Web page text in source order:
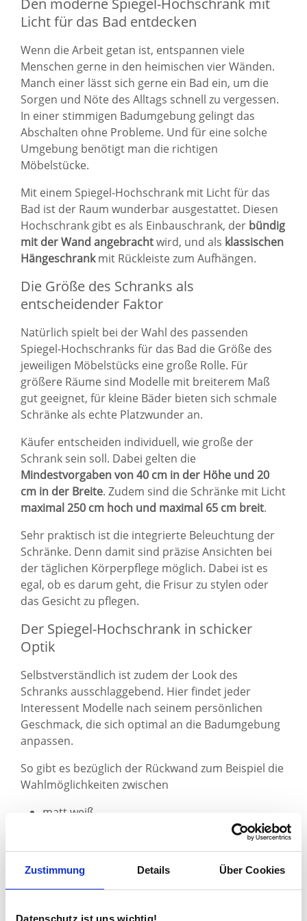
Zustimmung Details Über Cookies
Datenschutz ist uns wichtig!
Den moderne Spiegel-Hochschrank mit
Licht für das Bad entdecken
Wenn die Arbeit getan ist, entspannen viele
Menschen gerne in den heimischen vier Wänden.
Manch einer lässt sich gerne ein Bad ein, um die
Sorgen und Nöte des Alltags schnell zu vergessen.
In einer stimmigen Badumgebung gelingt das
Abschalten ohne Probleme. Und für eine solche
Umgebung benötigt man die richtigen
Möbelstücke.
Mit einem Spiegel-Hochschrank mit Licht für das
Bad ist der Raum wunderbar ausgestattet. Diesen
Hochschrank gibt es als Einbauschrank, der bündig
mit der Wand angebrachtwird, und als klassischen
Hängeschrankmit Rückleiste zum Aufhängen.
Die Größe des Schranks als
entscheidender Faktor
Natürlich spielt bei der Wahl des passenden
Spiegel-Hochschranks für das Bad die Größe des
jeweiligen Möbelstücks eine große Rolle. Für
größere Räume sind Modelle mit breiterem Maß
gut geeignet, für kleine Bäder bieten sich schmale
Schränke als echte Platzwunder an.
Käufer entscheiden individuell, wie große der
Schrank sein soll. Dabei gelten die
Mindestvorgaben von 40 cm in der Höhe und 20
cm in der Breite. Zudem sind die Schränke mit Licht
maximal 250 cm hoch und maximal 65 cm breit.
Sehr praktisch ist die integrierte Beleuchtung der
Schränke. Denn damit sind präzise Ansichten bei
der täglichen Körperpflege möglich. Dabei ist es
egal, ob es darum geht, die Frisur zu stylen oder
das Gesicht zu pflegen.
Der Spiegel-Hochschrank in schicker
Optik
Selbstverständlich ist zudem der Look des
Schranks ausschlaggebend. Hier findet jeder
Interessent Modelle nach seinem persönlichen
Geschmack, die sich optimal an die Badumgebung
anpassen.
So gibt es bezüglich der Rückwand zum Beispiel die
Wahlmöglichkeiten zwischen
matt weiß,
Die Zwischenböden können ebenfalls individuell
gestaltet werden. Sie dienen der einfachen Ablage